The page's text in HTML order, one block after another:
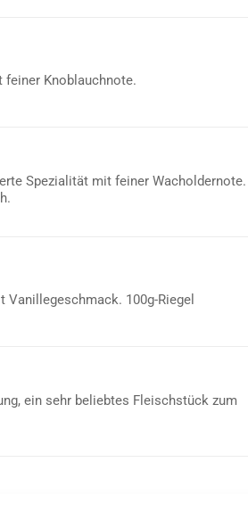
Knoblauchnote.
Spezialität mit feiner
100g-Riegel
ein sehr beliebtes Fleischstück zum